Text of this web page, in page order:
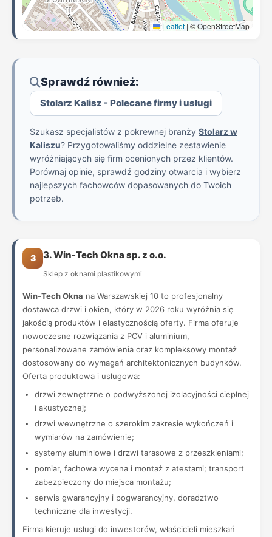
Leaflet | © OpenStreetMap
Sprawdź również:
Stolarz Kalisz - Polecane firmy i usługi
Szukasz specjalistów z pokrewnej branży Stolarz w
Kaliszu? Przygotowaliśmy oddzielne zestawienie
wyróżniających się firm ocenionych przez klientów.
Porównaj opinie, sprawdź godziny otwarcia i wybierz
najlepszych fachowców dopasowanych do Twoich
potrzeb.
3 3. Win-Tech Okna sp. z o.o.
Sklep z oknami plastikowymi
Win-Tech Okna na Warszawskiej 10 to profesjonalny
dostawca drzwi i okien, który w 2026 roku wyróżnia się
jakością produktów i elastycznością oferty. Firma oferuje
nowoczesne rozwiązania z PCV i aluminium,
personalizowane zamówienia oraz kompleksowy montaż
dostosowany do wymagań architektonicznych budynków.
Oferta produktowa i usługowa:
drzwi zewnętrzne o podwyższonej izolacyjności cieplnej
i akustycznej;
drzwi wewnętrzne o szerokim zakresie wykończeń i
wymiarów na zamówienie;
systemy aluminiowe i drzwi tarasowe z przeszkleniami;
pomiar, fachowa wycena i montaż z atestami; transport
zabezpieczony do miejsca montażu;
serwis gwarancyjny i pogwarancyjny, doradztwo
techniczne dla inwestycji.
Firma kieruje usługi do inwestorów, właścicieli mieszkań